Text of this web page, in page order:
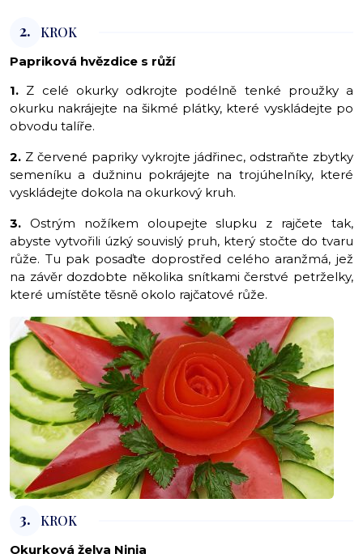
2. KROK
Papriková hvězdice s růží
1. Z celé okurky odkrojte podélně tenké proužky a
okurku nakrájejte na šikmé plátky, které vyskládejte po
obvodu talíře.
2. Z červené papriky vykrojte jádřinec, odstraňte zbytky
semeníku a dužninu pokrájejte na trojúhelníky, které
vyskládejte dokola na okurkový kruh.
3. Ostrým nožíkem oloupejte slupku z rajčete tak,
abyste vytvořili úzký souvislý pruh, který stočte do tvaru
růže. Tu pak posaďte doprostřed celého aranžmá, jež
na závěr dozdobte několika snítkami čerstvé petrželky,
které umístěte těsně okolo rajčatové růže.
3. KROK
Okurková želva Ninja